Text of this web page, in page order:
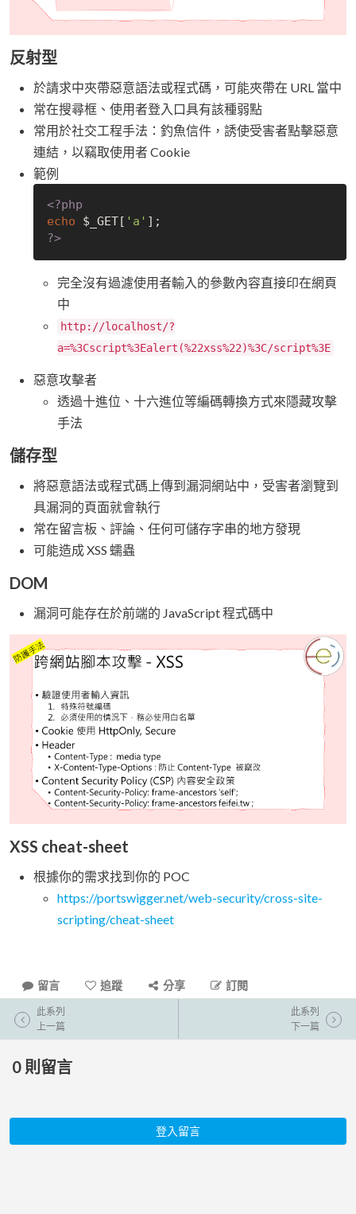
反射型
於請求中夾帶惡意語法或程式碼，可能夾帶在 URL 當中
常在搜尋框、使用者登入口具有該種弱點
常用於社交工程手法：釣魚信件，誘使受害者點擊惡意
連結，以竊取使用者 Cookie
範例
<?php
echo $_GET[ 'a'
?>
完全沒有過濾使用者輸入的參數內容直接印在網頁
中
http://localhost/?
a=%3Cscript%3Ealert(%22xss%22)%3C/script%3E
惡意攻擊者
透過十進位、十六進位等編碼轉換方式來隱藏攻擊
手法
儲存型
將惡意語法或程式碼上傳到漏洞網站中，受害者瀏覽到
具漏洞的頁面就會執行
常在留言板、評論、任何可儲存字串的地方發現
可能造成 XSS 蠕蟲
DOM
漏洞可能存在於前端的 JavaScript 程式碼中
XSS cheat-sheet
根據你的需求找到你的 POC
https://portswigger.net/web-security/cross-site-
scripting/cheat-sheet
留言 追蹤 分享 訂閱
此系列
上一篇
此系列
下一篇
0 則留言
登入留言